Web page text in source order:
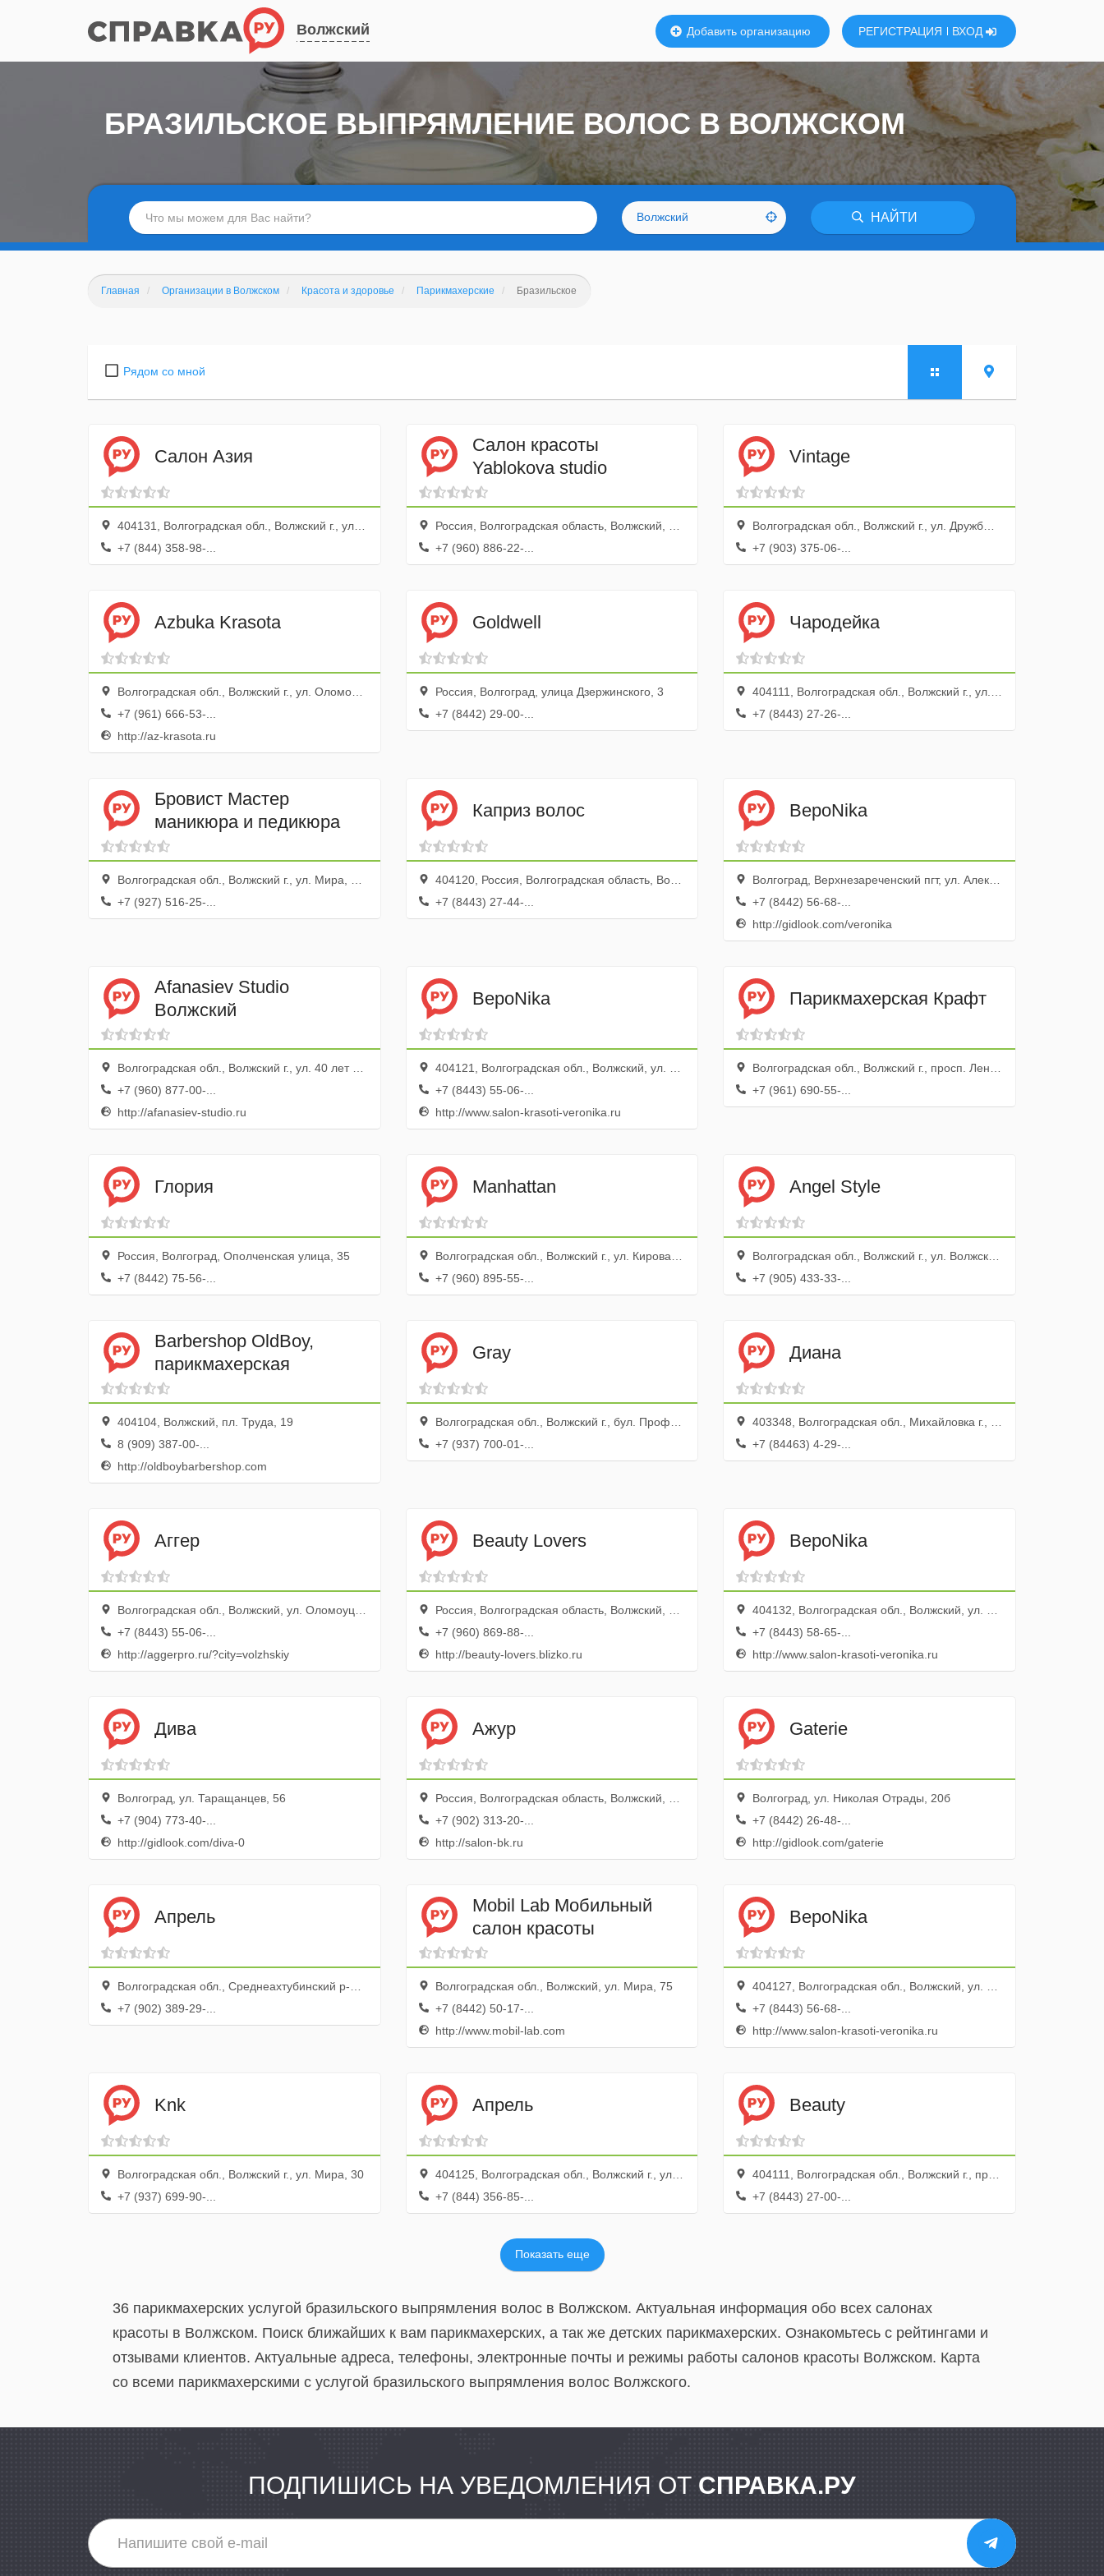
Волжский Добавить организацию РЕГИСТРАЦИЯ ВХОД
Волжский НАЙТИ
БРАЗИЛЬСКОЕ ВЫПРЯМЛЕНИЕ ВОЛОС В ВОЛЖСКОМ
Главная Организации в Волжском Красота и здоровье Парикмахерские Бразильское
Рядом со мной
Салон Азия
404131, Волгоградская обл., Волжский г., ул. Дружбы, 83а
+7 (844) 358-98-...
Салон красоты
Yablokova studio
Россия, Волгоградская область, Волжский, улица Мира, 74
+7 (960) 886-22-...
Vintage
Волгоградская обл., Волжский г., ул. Дружбы, 39а
+7 (903) 375-06-...
Azbuka Krasota
Волгоградская обл., Волжский г., ул. Оломоуцкая, 37
+7 (961) 666-53-...
http://az-krasota.ru
Goldwell
Россия, Волгоград, улица Дзержинского, 3
+7 (8442) 29-00-...
Чародейка
404111, Волгоградская обл., Волжский г., ул. Энгельса, 11
+7 (8443) 27-26-...
Бровист Мастер
маникюра и педикюра
Волгоградская обл., Волжский г., ул. Мира, 54в, ТЦ Вегас
+7 (927) 516-25-...
Каприз волос
404120, Россия, Волгоградская область, Волжский, проспект Ленина, 97
+7 (8443) 27-44-...
ВероNika
Волгоград, Верхнезареченский пгт, ул. Александрова, 39
+7 (8442) 56-68-...
http://gidlook.com/veronika
Afanasiev Studio
Волжский
Волгоградская обл., Волжский г., ул. 40 лет Победы, 66а
+7 (960) 877-00-...
http://afanasiev-studio.ru
ВероNika
404121, Волгоградская обл., Волжский, ул. имени Генерала Карбышева, 138
+7 (8443) 55-06-...
http://www.salon-krasoti-veronika.ru
Парикмахерская Крафт
Волгоградская обл., Волжский г., просп. Ленина, 120
+7 (961) 690-55-...
Глория
Россия, Волгоград, Ополченская улица, 35
+7 (8442) 75-56-...
Manhattan
Волгоградская обл., Волжский г., ул. Кирова, 22
+7 (960) 895-55-...
Angel Style
Волгоградская обл., Волжский г., ул. Волжской Военной Флотилии, 80а
+7 (905) 433-33-...
Barbershop OldBoy,
парикмахерская
404104, Волжский, пл. Труда, 19
8 (909) 387-00-...
http://oldboybarbershop.com
Gray
Волгоградская обл., Волжский г., бул. Профсоюзов, 17
+7 (937) 700-01-...
Диана
403348, Волгоградская обл., Михайловка г., ул. Мира, 81
+7 (84463) 4-29-...
Аггер
Волгоградская обл., Волжский, ул. Оломоуцкая, 16
+7 (8443) 55-06-...
http://aggerpro.ru/?city=volzhskiy
Beauty Lovers
Россия, Волгоградская область, Волжский, проспект Ленина, 32
+7 (960) 869-88-...
http://beauty-lovers.blizko.ru
ВероNika
404132, Волгоградская обл., Волжский, ул. Дружбы, 107
+7 (8443) 58-65-...
http://www.salon-krasoti-veronika.ru
Дива
Волгоград, ул. Таращанцев, 56
+7 (904) 773-40-...
http://gidlook.com/diva-0
Ажур
Россия, Волгоградская область, Волжский, проспект имени Ленина, 126А
+7 (902) 313-20-...
http://salon-bk.ru
Gaterie
Волгоград, ул. Николая Отрады, 20б
+7 (8442) 26-48-...
http://gidlook.com/gaterie
Апрель
Волгоградская обл., Среднеахтубинский р-н, Краснослободск г., ул. Ленина, 83а
+7 (902) 389-29-...
Mobil Lab Мобильный
салон красоты
Волгоградская обл., Волжский, ул. Мира, 75
+7 (8442) 50-17-...
http://www.mobil-lab.com
ВероNika
404127, Волгоградская обл., Волжский, ул. Александрова, 39
+7 (8443) 56-68-...
http://www.salon-krasoti-veronika.ru
Knk
Волгоградская обл., Волжский г., ул. Мира, 30
+7 (937) 699-90-...
Апрель
404125, Волгоградская обл., Волжский г., ул. Нариманова, 2
+7 (844) 356-85-...
Beauty
404111, Волгоградская обл., Волжский г., просп. Ленина, 78
+7 (8443) 27-00-...
Показать еще
36 парикмахерских услугой бразильского выпрямления волос в Волжском. Актуальная информация обо всех салонах
красоты в Волжском. Поиск ближайших к вам парикмахерских, а так же детских парикмахерских. Ознакомьтесь с рейтингами и
отзывами клиентов. Актуальные адреса, телефоны, электронные почты и режимы работы салонов красоты Волжском. Карта
со всеми парикмахерскими с услугой бразильского выпрямления волос Волжского.
ПОДПИШИСЬ НА УВЕДОМЛЕНИЯ ОТ СПРАВКА.РУ